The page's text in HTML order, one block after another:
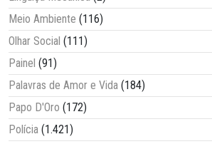
Meio Ambiente (116)
Olhar Social (111)
Painel (91)
Palavras de Amor e Vida (184)
Papo D'Oro (172)
Polícia (1.421)